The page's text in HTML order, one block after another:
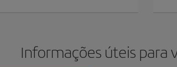
Informações úteis para